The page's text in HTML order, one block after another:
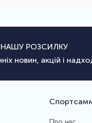
РОЗСИЛКУ
новин, акцій і